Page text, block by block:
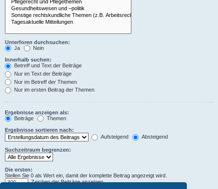
Unterforen durchsuchen:
Ja
Nein
Innerhalb suchen:
Betreff und Text der Beiträge
Nur im Text der Beiträge
Nur im Betreff der Themen
Nur im ersten Beitrag der Themen
Ergebnisse anzeigen als:
Beiträge
Themen
Ergebnisse sortieren nach:
Aufsteigend
Absteigend
Suchzeitraum begrenzen:
Die ersten:
Stellen Sie 0 als Wert ein, damit der komplette Beitrag angezeigt wird.
Zeichen der Beiträge anzeigen